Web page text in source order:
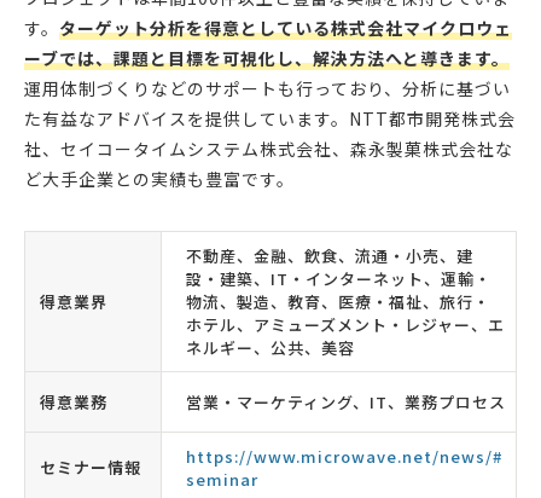
す。 ターゲット分析を得意としている株式会社マイクロウェ
ーブでは、課題と目標を可視化し、解決方法へと導きます。
運用体制づくりなどのサポートも行っており、分析に基づい
た有益なアドバイスを提供しています。NTT都市開発株式会
社、セイコータイムシステム株式会社、森永製菓株式会社な
ど大手企業との実績も豊富です。
得意業界
不動産、金融、飲食、流通・小売、建
設・建築、IT・インターネット、運輸・
物流、製造、教育、医療・福祉、旅行・
ホテル、アミューズメント・レジャー、エ
ネルギー、公共、美容
得意業務 営業・マーケティング、IT、業務プロセス
セミナー情報
https://www.microwave.net/news/#
seminar